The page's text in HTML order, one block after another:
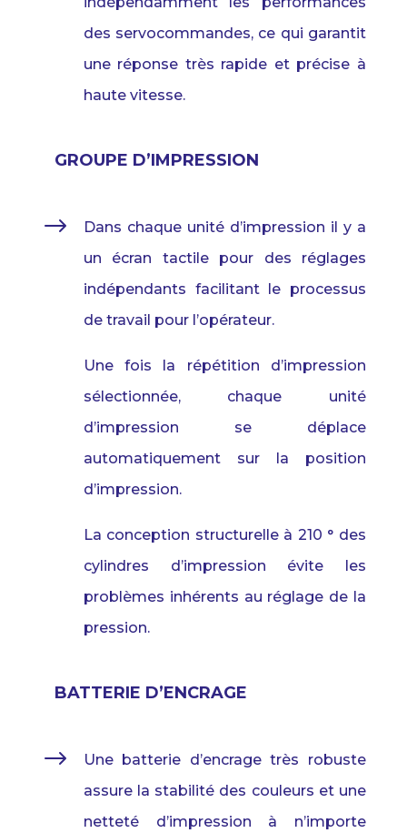
des servocommandes, ce qui garantit
une réponse très rapide et précise à
haute vitesse.
GROUPE D’IMPRESSION
$ Dans chaque unité d’impression il y a
un écran tactile pour des réglages
indépendants facilitant le processus
de travail pour l’opérateur.
Une fois la répétition
d’impression
sélectionnée, chaque
unité
d’impression
se
déplace
automatiquementsur la position
d’impression.
La conception structurelleà 210 ° des
cylindres
d’impression évite les
problèmes inhérents au réglage de la
pression.
BATTERIE D’ENCRAGE
$
Une batterie d’encrage très robuste
assure la stabilité des couleurs et une
netteté d’impression à n’importe